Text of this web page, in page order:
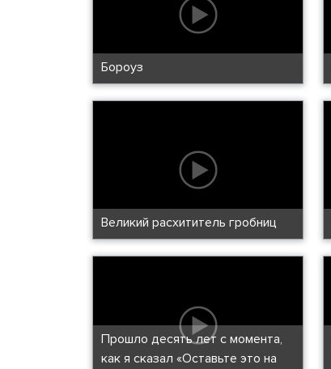
Бороуз
Великий расхититель гробниц
Прошло десять лет с момента,
как я сказал «Оставьте это на